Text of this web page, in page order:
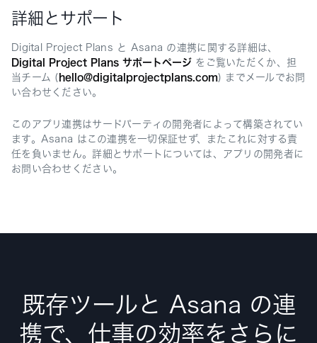
詳細とサポート
Digital Project Plans と Asana の連携に関する詳細は、
Digital Project Plans サポートページ をご覧いただくか、担
当チーム ( hello@digitalprojectplans.com) までメールでお問
い合わせください。
このアプリ連携はサードパーティの開発者によって構築されてい
ます。Asana はこの連携を一切保証せず、またこれに対する責
任を負いません。詳細とサポートについては、アプリの開発者に
お問い合わせください。
既存ツールと Asana の連
携で、仕事の効率をさらに